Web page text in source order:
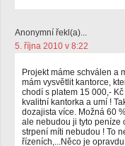
Anonymní řekl(a)...
5. října 2010 v 8:22
Projekt máme schválen a
mám vysvětlit kantorce,
chodí s platem 15 000,-
kvalitní kantorka a umí !
dozajista více. Možná 60
ale nebudou ji tyto peníze
strpení míti nebudou ! To
řízeních,...Něco je